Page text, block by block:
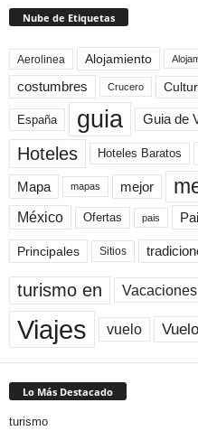
Nube de Etiquetas
Aerolinea Alojamiento
costumbres Crucero
España guia Guia de
Hoteles Hoteles Baratos
Mapa mapas mejor
México Ofertas pais
Principales Sitios
turismo en Vacaciones
Viajes vuelo
Lo Más Destacado
turismo